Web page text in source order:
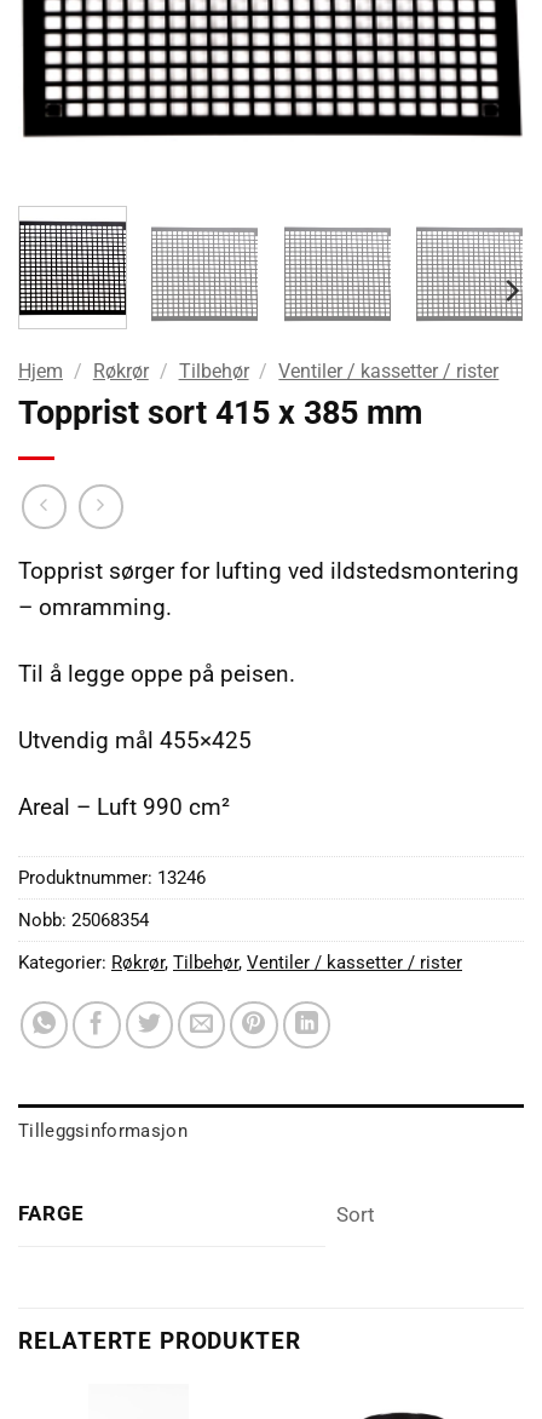
Hjem / Røkrør / Tilbehør / Ventiler / kassetter / rister
Topprist sort 415 x 385 mm
Topprist sørger for lufting ved ildstedsmontering
– omramming.
Til å legge oppe på peisen.
Utvendig mål 455×425
Areal – Luft 990 cm²
Produktnummer: 13246
Nobb: 25068354
Kategorier: Røkrør, Tilbehør, Ventiler / kassetter / rister
Tilleggsinformasjon
FARGE Sort
RELATERTE PRODUKTER